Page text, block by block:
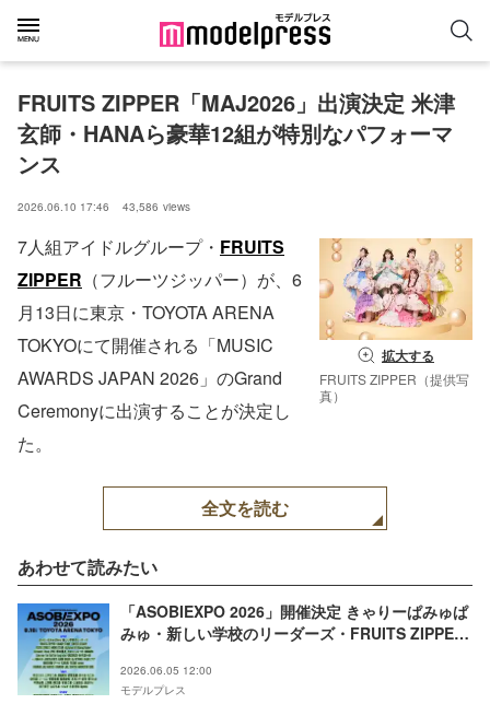
FRUITS ZIPPER「MAJ2026」出演決定 米津
玄師・HANAら豪華12組が特別なパフォーマ
ンス
2026.06.10 17:46 43,586 views
拡大する
FRUITS ZIPPER（提供写
真）
7人組アイドルグループ・ FRUITS
ZIPPER （フルーツジッパー）が、6
月13日に東京・TOYOTA ARENA
TOKYOにて開催される「MUSIC
AWARDS JAPAN 2026」のGrand
Ceremonyに出演することが決定し
た。
全文を読む
あわせて読みたい
「ASOBIEXPO 2026」開催決定 きゃりーぱみゅぱ
みゅ・新しい学校のリーダーズ・FRUITS ZIPPER
2026.06.05 12:00
モデルプレス